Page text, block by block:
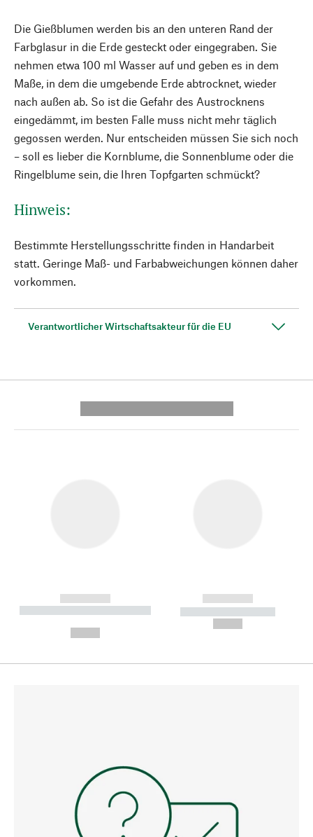
Die Gießblumen werden bis an den unteren Rand der
Farbglasur in die Erde gesteckt oder eingegraben. Sie
nehmen etwa 100 ml Wasser auf und geben es in dem
Maße, in dem die umgebende Erde abtrocknet, wieder
nach außen ab. So ist die Gefahr des Austrocknens
eingedämmt, im besten Falle muss nicht mehr täglich
gegossen werden. Nur entscheiden müssen Sie sich noch
– soll es lieber die Kornblume, die Sonnenblume oder die
Ringelblume sein, die Ihren Topfgarten schmückt?
Hinweis:
Bestimmte Herstellungsschritte finden in Handarbeit
statt. Geringe Maß- und Farbabweichungen können daher
vorkommen.
Verantwortlicher Wirtschaftsakteur für die EU
------------
----------- ----------- --------
------------
----------- -----------